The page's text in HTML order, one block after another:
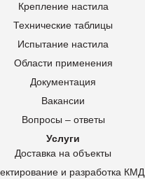
Крепление настила
Технические таблицы
Испытание настила
Области применения
Документация
Вакансии
Вопросы – ответы
Услуги
Доставка на объекты
и разработка КМД